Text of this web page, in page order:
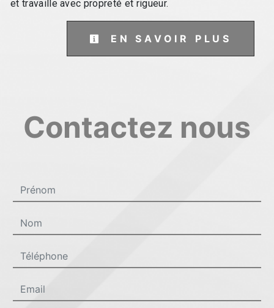
et travaille avec propreté et rigueur.
EN SAVOIR PLUS
Contactez nous